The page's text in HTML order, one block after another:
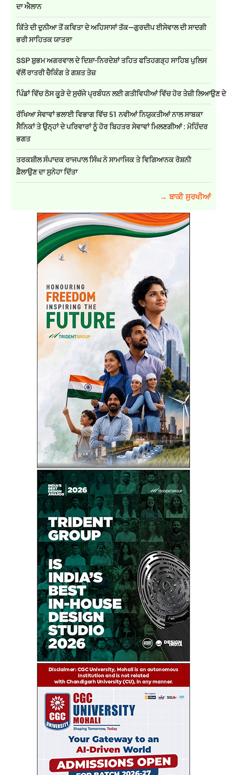
ਦਾ ਐਲਾਨ
ਕਿੱਤੇ ਦੀ ਦੁਨੀਆ ਤੋਂ ਕਵਿਤਾ ਦੇ ਅਹਿਸਾਸਾਂ ਤੱਕ—ਗੁਰਦੀਪ ਈਸੇਵਾਲ ਦੀ ਸਾਦਗੀ
ਭਰੀ ਸਾਹਿਤਕ ਯਾਤਰਾ
SSP ਸ਼ੁਭਮ ਅਗਰਵਾਲ ਦੇ ਦਿਸ਼ਾ-ਨਿਰਦੇਸ਼ਾਂ ਤਹਿਤ ਫਤਿਹਗੜ੍ਹ ਸਾਹਿਬ ਪੁਲਿਸ
ਵੱਲੋਂ ਰਾਤਰੀ ਚੈਕਿੰਗ ਤੇ ਗਸ਼ਤ ਤੇਜ਼
ਪਿੰਡਾਂ ਵਿੱਚ ਠੋਸ ਕੂੜੇ ਦੇ ਸੁਚੱਜੇ ਪ੍ਰਬੰਧਨ ਲਈ ਗਤੀਵਿਧੀਆਂ ਵਿੱਚ ਹੋਰ ਤੇਜ਼ੀ ਲਿਆਉਣ
ਰੱਖਿਆ ਸੇਵਾਵਾਂ ਭਲਾਈ ਵਿਭਾਗ ਵਿੱਚ 51 ਨਵੀਆਂ ਨਿਯੁਕਤੀਆਂ ਨਾਲ ਸਾਬਕਾ
ਸੈਨਿਕਾਂ ਤੇ ਉਨ੍ਹਾਂ ਦੇ ਪਰਿਵਾਰਾਂ ਨੂੰ ਹੋਰ ਬਿਹਤਰ ਸੇਵਾਵਾਂ ਮਿਲਣਗੀਆਂ : ਮੋਹਿੰਦਰ
ਭਗਤ
ਤਰਕਸ਼ੀਲ ਸੰਪਾਦਕ ਰਾਜਪਾਲ ਸਿੰਘ ਨੇ ਸਾਮਾਜਿਕ ਤੇ ਵਿਗਿਆਨਕ ਰੋਸ਼ਨੀ
ਫ਼ੈਲਾਉਣ ਦਾ ਸੁਨੇਹਾ ਦਿੱਤਾ
→ ਬਾਕੀ ਸੁਰਖੀਆਂ